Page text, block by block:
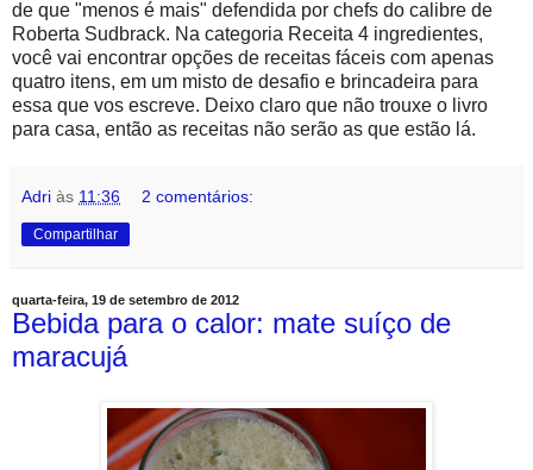
de que "menos é mais" defendida por chefs do calibre de
Roberta Sudbrack. Na categoria Receita 4 ingredientes,
você vai encontrar opções de receitas fáceis com apenas
quatro itens, em um misto de desafio e brincadeira para
essa que vos escreve. Deixo claro que não trouxe o livro
para casa, então as receitas não serão as que estão lá.
Adri às 11:36 2 comentários:
Compartilhar
quarta-feira, 19 de setembro de 2012
Bebida para o calor: mate suíço de
maracujá